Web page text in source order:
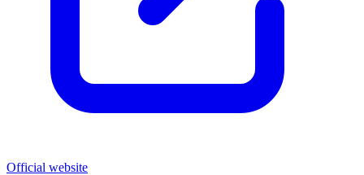
Official website